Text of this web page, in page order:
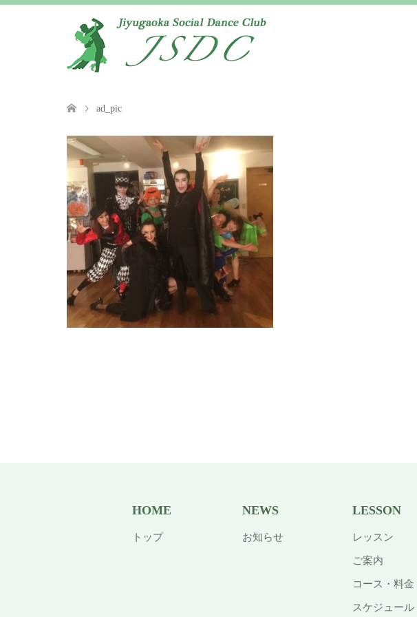
ad_pic
HOME
トップ
NEWS
お知らせ
LESSON
レッスン
ご案内
コース・料金
スケジュール